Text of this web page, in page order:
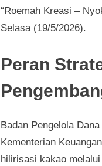
“Roemah Kreasi –
Selasa (19/5/2026).
Peran
Badan Pengelola
Kementerian
hilirisasi kakao